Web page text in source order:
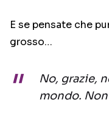
E se pensate che
grosso…
No, grazie,
mondo.